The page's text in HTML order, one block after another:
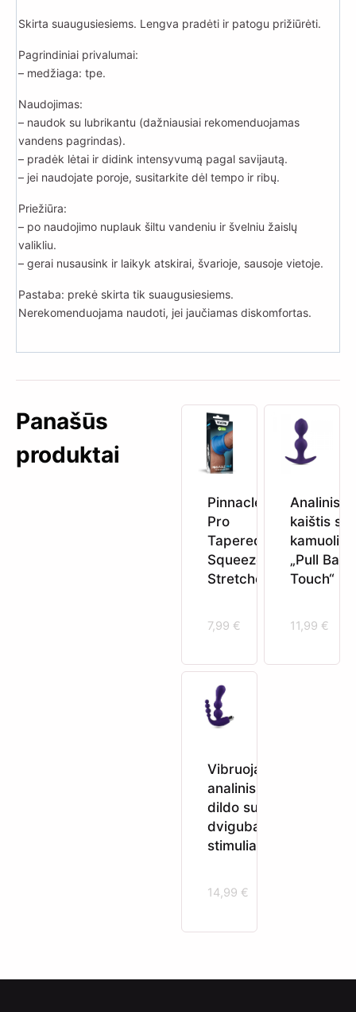
Skirta suaugusiesiems. Lengva pradėti ir patogu prižiūrėti.
Pagrindiniai privalumai:
– medžiaga: tpe.
Naudojimas:
– naudok su lubrikantu (dažniausiai rekomenduojamas
vandens pagrindas).
– pradėk lėtai ir didink intensyvumą pagal savijautą.
– jei naudojate poroje, susitarkite dėl tempo ir ribų.
Priežiūra:
– po naudojimo nuplauk šiltu vandeniu ir švelniu žaislų
valikliu.
– gerai nusausink ir laikyk atskirai, švarioje, sausoje vietoje.
Pastaba: prekė skirta tik suaugusiesiems.
Nerekomenduojama naudoti, jei jaučiamas diskomfortas.
Panašūs
produktai
Pinnacle
Pro
Tapered
Squeeze
Stretcher
7,99 €
Analinis
kaištis su
„Pull Balls
Touch“
11,99 €
Vibruojantis
analinis
dildo su
dviguba
stimuliacija
14,99 €